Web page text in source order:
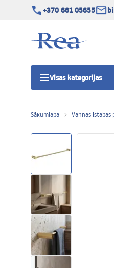
+370 661 05655
Visas kategorijas
Dušas durvis
Lineāras dušas
Tualetes
Sākumlapa Vannas istabas